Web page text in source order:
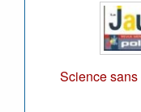
Science sans